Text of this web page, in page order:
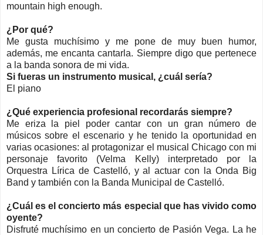
mountain high enough.
¿Por qué?
Me gusta muchísimo y me pone de muy buen humor,
además, me encanta cantarla. Siempre digo que pertenece
a la banda sonora de mi vida.
Si fueras un instrumento musical, ¿cuál sería?
El piano
¿Qué experiencia profesional recordarás siempre?
Me eriza la piel poder cantar con un gran número de
músicos sobre el escenario y he tenido la oportunidad en
varias ocasiones: al protagonizar el musical Chicago con mi
personaje favorito (Velma Kelly) interpretado por la
Orquestra Lírica de Castelló, y al actuar con la Onda Big
Band y también con la Banda Municipal de Castelló.
¿Cuál es el concierto más especial que has vivido como
oyente?
Disfruté muchísimo en un concierto de Pasión Vega. La he